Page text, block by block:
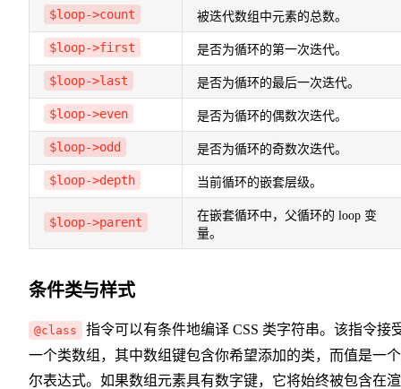
$loop->count 被迭代数组中元素的总数。
$loop->first 是否为循环的第一次迭代。
$loop->last 是否为循环的最后一次迭代。
$loop->even 是否为循环的偶数次迭代。
$loop->odd 是否为循环的奇数次迭代。
$loop->depth 当前循环的嵌套层级。
$loop->parent
在嵌套循环中，父循环的 loop 变
量。
条件类与样式
@class
指令可以有条件地编译 CSS 类字符串。该指令接
一个类数组，其中数组键包含你希望添加的类，而值是一
尔表达式。如果数组元素具有数字键，它将始终被包含在